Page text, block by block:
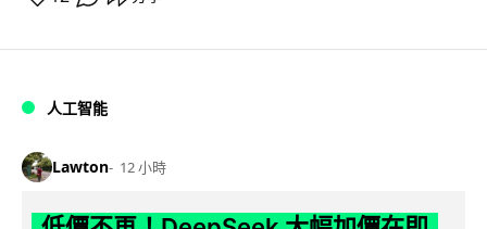
人工智能
Lawton 12 小時